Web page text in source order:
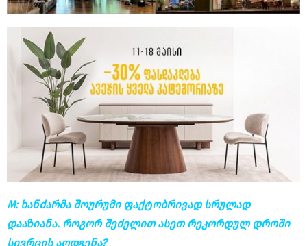
M: ხანძარმა შოურუმი ფაქტობრივად სრულად
დააზიანა. როგორ შეძელით ასეთ რეკორდულ დროში
სივრცის აღდგენა?